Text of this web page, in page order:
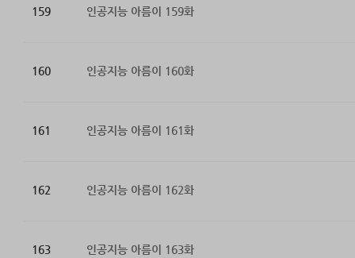
159 인공지능 아름이 159화
160 인공지능 아름이 160화
161 인공지능 아름이 161화
162 인공지능 아름이 162화
163 인공지능 아름이 163화